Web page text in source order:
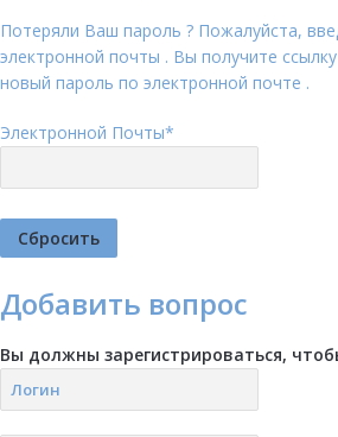
Потеряли Ваш пароль ? Пожалуйста,
электронной почты . Вы получите
новый пароль по электронной почте .
Электронной Почты*
Добавить вопрос
Вы должны зарегистрироваться,